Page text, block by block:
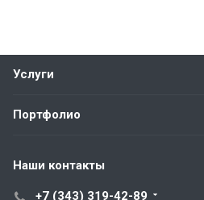
Услуги
Портфолио
Наши контакты
+7 (343) 319-42-89